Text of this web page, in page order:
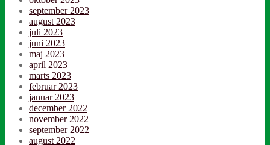
september 2023
august 2023
juli 2023
juni 2023
maj 2023
april 2023
marts 2023
februar 2023
januar 2023
december 2022
november 2022
september 2022
august 2022